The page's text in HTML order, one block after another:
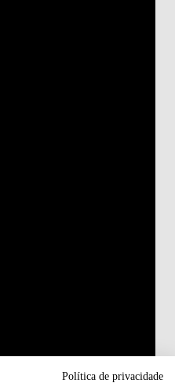
Política de privacidade